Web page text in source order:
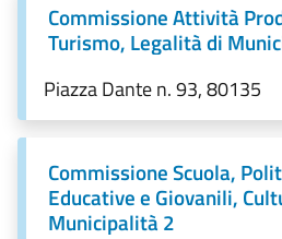
Commissione Attività
Turismo, Legalità di
Piazza Dante n. 93, 80135
Commissione Scuola,
Educative e Giovanili,
Municipalità 2